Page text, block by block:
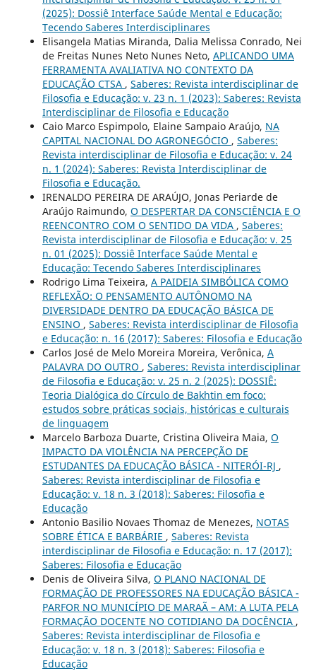
(2025): Dossiê Interface Saúde Mental e Educação:
Tecendo Saberes Interdisciplinares
Elisangela Matias Miranda, Dalia Melissa Conrado, Nei
de Freitas Nunes Neto Nunes Neto, APLICANDO UMA
FERRAMENTA AVALIATIVA NO CONTEXTO DA
EDUCAÇÃO CTSA , Saberes: Revista interdisciplinar de
Filosofia e Educação: v. 23 n. 1 (2023): Saberes: Revista
Interdisciplinar de Filosofia e Educação
Caio Marco Espimpolo, Elaine Sampaio Araújo, NA
CAPITAL NACIONAL DO AGRONEGÓCIO , Saberes:
Revista interdisciplinar de Filosofia e Educação: v. 24
n. 1 (2024): Saberes: Revista Interdisciplinar de
Filosofia e Educação.
IRENALDO PEREIRA DE ARAÚJO, Jonas Periarde de
Araújo Raimundo, O DESPERTAR DA CONSCIÊNCIA E O
REENCONTRO COM O SENTIDO DA VIDA , Saberes:
Revista interdisciplinar de Filosofia e Educação: v. 25
n. 01 (2025): Dossiê Interface Saúde Mental e
Educação: Tecendo Saberes Interdisciplinares
Rodrigo Lima Teixeira, A PAIDEIA SIMBÓLICA COMO
REFLEXÃO: O PENSAMENTO AUTÔNOMO NA
DIVERSIDADE DENTRO DA EDUCAÇÃO BÁSICA DE
ENSINO , Saberes: Revista interdisciplinar de Filosofia
e Educação: n. 16 (2017): Saberes: Filosofia e Educação
Carlos José de Melo Moreira Moreira, Verônica, A
PALAVRA DO OUTRO , Saberes: Revista interdisciplinar
de Filosofia e Educação: v. 25 n. 2 (2025): DOSSIÊ:
Teoria Dialógica do Círculo de Bakhtin em foco:
estudos sobre práticas sociais, históricas e culturais
de linguagem
Marcelo Barboza Duarte, Cristina Oliveira Maia, O
IMPACTO DA VIOLÊNCIA NA PERCEPÇÃO DE
ESTUDANTES DA EDUCAÇÃO BÁSICA - NITERÓI-RJ ,
Saberes: Revista interdisciplinar de Filosofia e
Educação: v. 18 n. 3 (2018): Saberes: Filosofia e
Educação
Antonio Basilio Novaes Thomaz de Menezes, NOTAS
SOBRE ÉTICA E BARBÁRIE , Saberes: Revista
interdisciplinar de Filosofia e Educação: n. 17 (2017):
Saberes: Filosofia e Educação
Denis de Oliveira Silva, O PLANO NACIONAL DE
FORMAÇÃO DE PROFESSORES NA EDUCAÇÃO BÁSICA -
PARFOR NO MUNICÍPIO DE MARAÃ – AM: A LUTA PELA
FORMAÇÃO DOCENTE NO COTIDIANO DA DOCÊNCIA ,
Saberes: Revista interdisciplinar de Filosofia e
Educação: v. 18 n. 3 (2018): Saberes: Filosofia e
Educação